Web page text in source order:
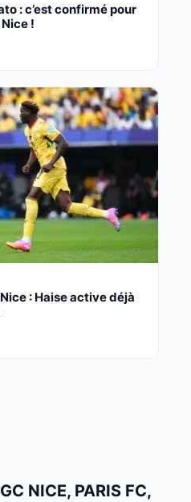
: c’est confirmé pour
!
: Haise active déjà
NICE, PARIS FC,